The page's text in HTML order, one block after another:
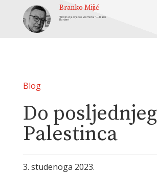
Branko Mijić
“Novinar je svjedok vremena” — Frane
Barbieri
Blog
Do posljednjeg
Palestinca
3. studenoga 2023.